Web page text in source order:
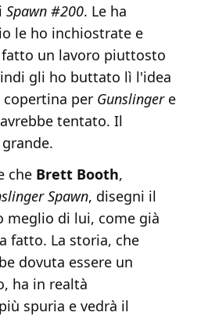
Spawn #200. Le ha
le ho inchiostrate e
fatto un lavoro piuttosto
gli ho buttato lì l'idea
copertina per Gunslingere
tentato. Il
che Brett Booth,
Spawn, disegni il
meglio di lui, come già
fatto. La storia, che
dovuta essere un
ha in realtà
spuria e vedrà il